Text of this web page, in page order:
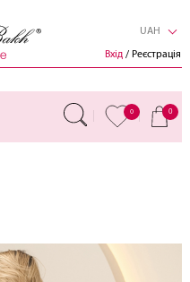
UAH
0 0
Вхід / Реєстрація